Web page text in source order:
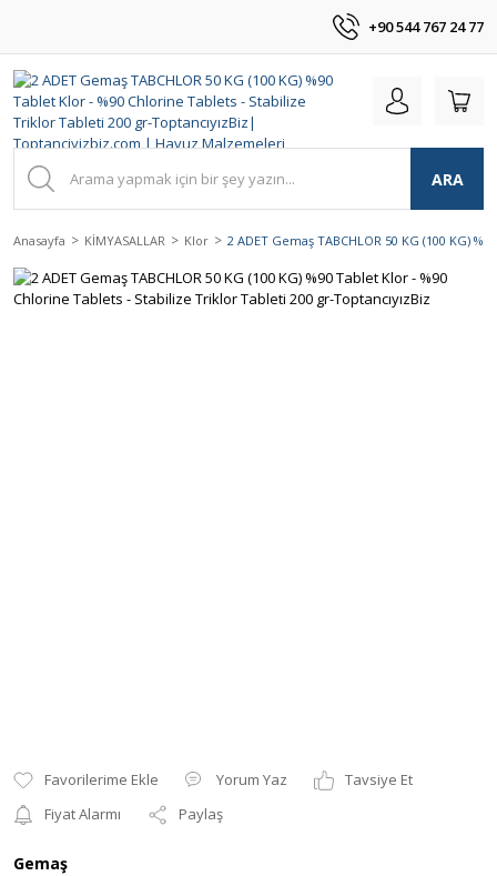
+90 544 767 24 77
ARA
Anasayfa KİMYASALLAR Klor 2 ADET Gemaş TABCHLOR 50 KG (100 KG)
Yorum Yaz
Tavsiye Et
Fiyat Alarmı
Paylaş
Gemaş